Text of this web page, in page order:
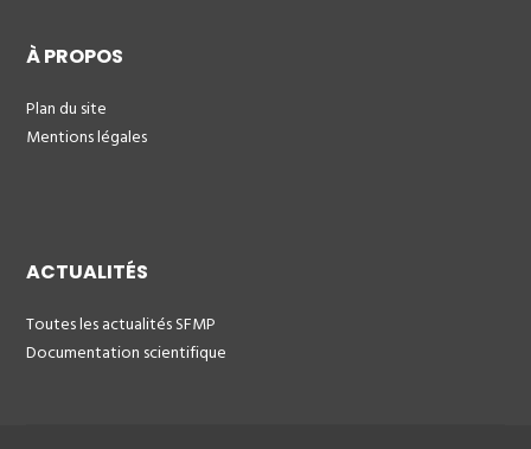
À PROPOS
Plan du site
Mentions légales
ACTUALITÉS
Toutes les actualités SFMP
Documentation scientifique